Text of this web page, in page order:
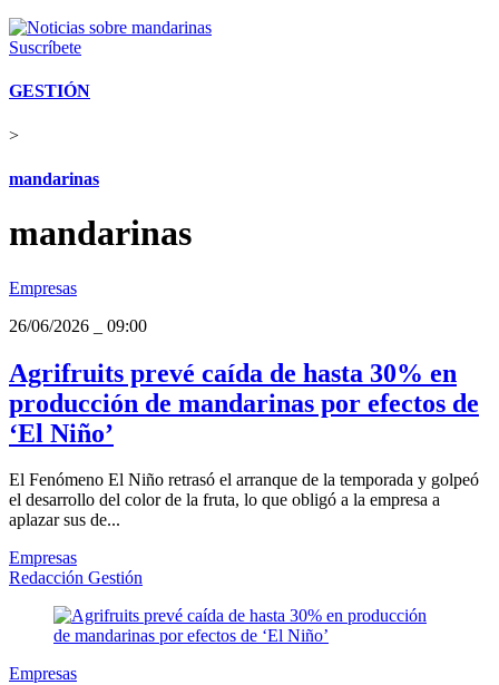
Suscríbete
GESTIÓN
>
mandarinas
mandarinas
Empresas
26/06/2026
09:00
Agrifruits prevé caída de hasta 30% en
producción de mandarinas por efectos de
‘El Niño’
El Fenómeno El Niño retrasó el arranque de la temporada y golpeó
el desarrollo del color de la fruta, lo que obligó a la empresa a
aplazar sus de...
Empresas
Redacción Gestión
Empresas